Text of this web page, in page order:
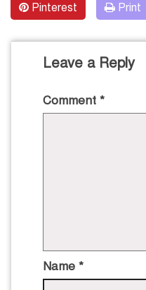
Pinterest Print
Leave a Reply
Comment *
Name *